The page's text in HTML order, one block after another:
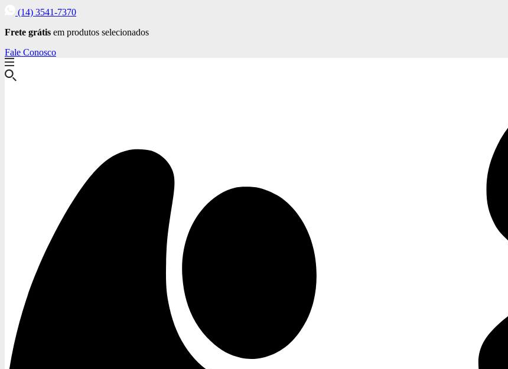
(14) 3541-7370
Frete grátis em produtos selecionados
Fale Conosco